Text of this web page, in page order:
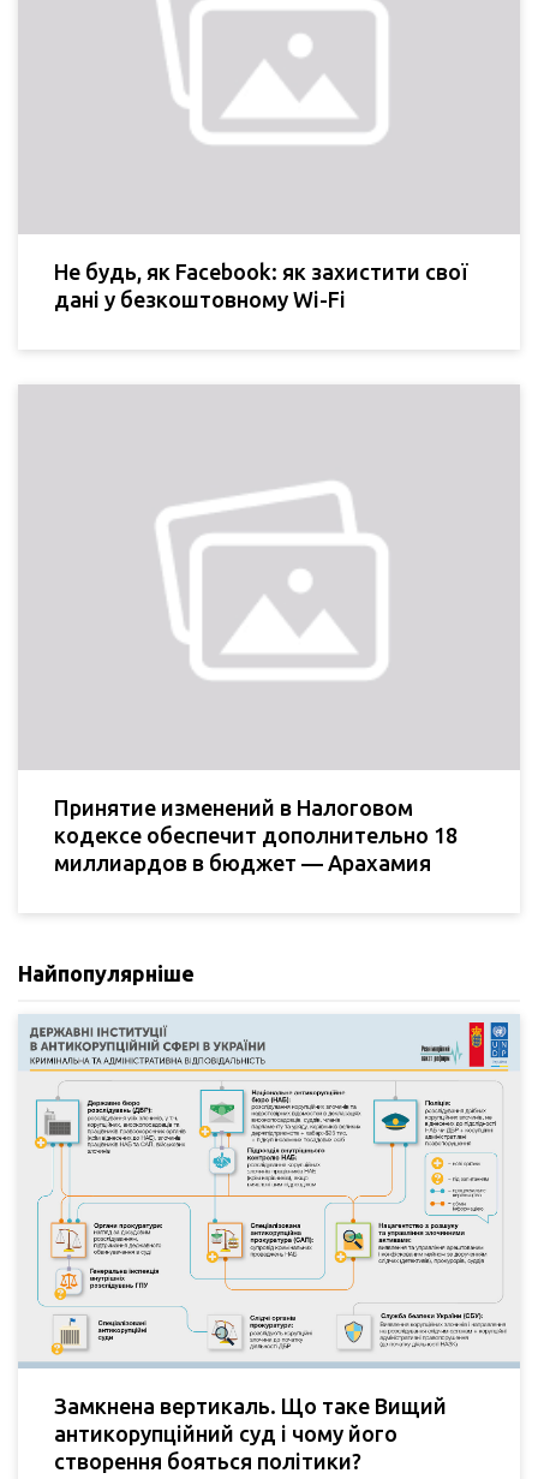
Не будь, як Facebook: як захистити свої
дані у безкоштовному Wi-Fi
Принятие изменений в Налоговом
кодексе обеспечит дополнительно 18
миллиардов в бюджет — Арахамия
Найпопулярніше
Замкнена вертикаль. Що таке Вищий
антикорупційний суд і чому його
створення бояться політики?